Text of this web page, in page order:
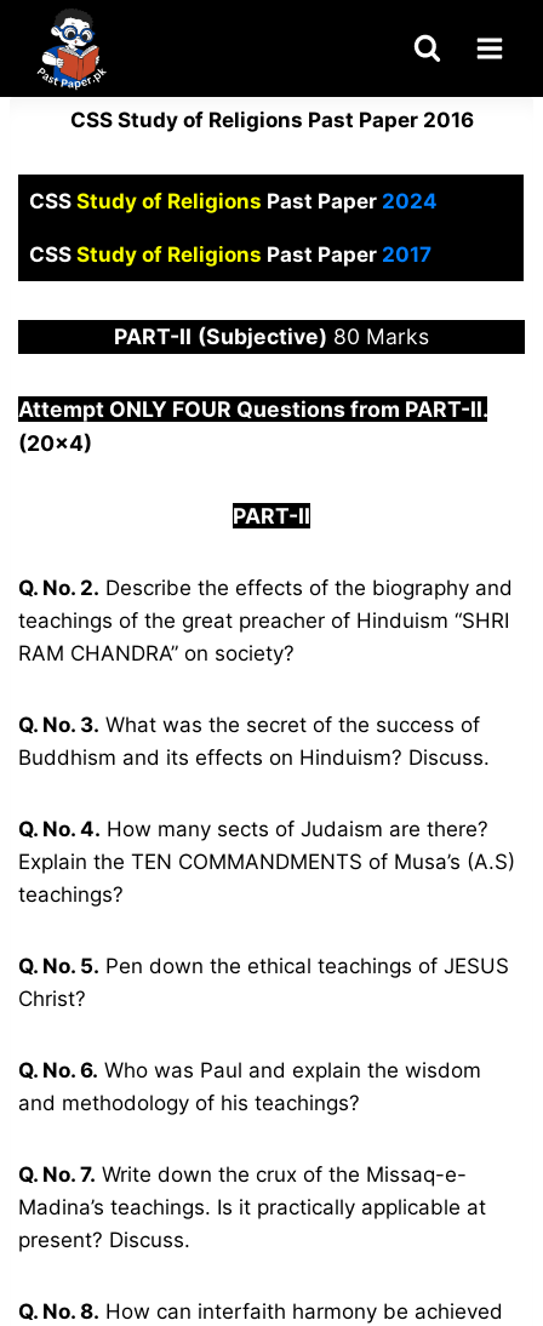
content
CSS Study of Religions Past Paper 2016
CSS Study of Religions Past Paper2024
CSS Study of Religions Past Paper 2017
PART-II (Subjective) 80 Marks
Attempt ONLY FOUR Questions from PART-II.
(20×4)
PART-II
Q. No. 2. Describe the effects of the biography and
teachings of the great preacher of Hinduism “SHRI
RAM CHANDRA” on society?
Q. No. 3. What was the secret of the success of
Buddhism and its effects on Hinduism? Discuss.
Q. No. 4. How many sects of Judaism are there?
Explain the TEN COMMANDMENTS of Musa’s (A.S)
teachings?
Q. No. 5. Pen down the ethical teachings of JESUS
Christ?
Q. No. 6. Who was Paul and explain the wisdom
and methodology of his teachings?
Q. No. 7. Write down the crux of the Missaq-e-
Madina’s teachings. Is it practically applicable at
present? Discuss.
Q. No. 8. How can interfaith harmony be achieved